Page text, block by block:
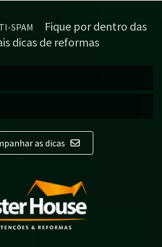
SPAM
Fique por dentro das
dicas de reformas
as dicas